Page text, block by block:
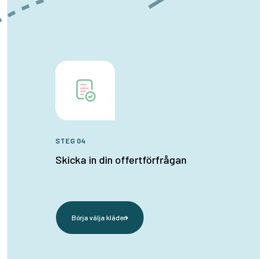
STEG 04
Skicka in din offertförfrågan
Börja välja kläder